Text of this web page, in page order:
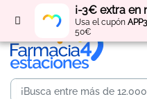
¡-3€ extra en
Usa el cupón
50€
Regístratey